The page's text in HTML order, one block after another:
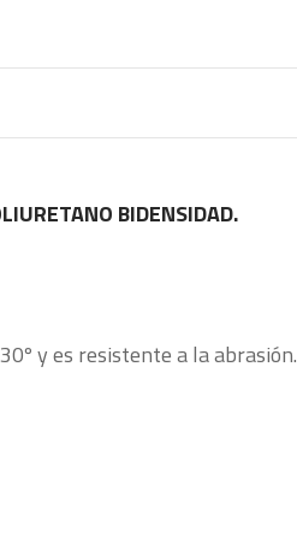
BIDENSIDAD.
y es resistente a la abrasión.